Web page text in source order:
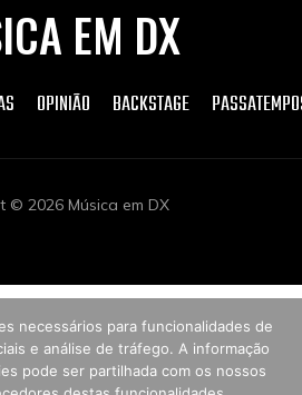
EM DX
OPINIÃO BACKSTAGE
© 2026 Música em DX
necessários para funcionalidades de
e análise de tráfego. A informação
pode ser partilhada com os nossos